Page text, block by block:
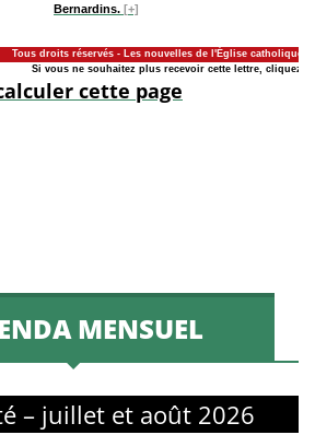
Bernardins. [+]
Tous droits réservés - Les nouvelles de l'Église catholique à
Si vous ne souhaitez plus recevoir cette lettre, cliquez-
cette page
MENSUEL
– juillet et août 2026